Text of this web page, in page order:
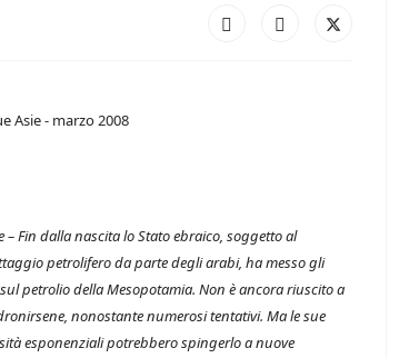
Asie - marzo 2008
– Fin dalla nascita lo Stato ebraico, soggetto al
petrolifero da parte degli arabi, ha messo gli
petrolio della Mesopotamia. Non è ancora riuscito a
nonostante numerosi tentativi. Ma le sue
esponenziali potrebbero spingerlo a nuove